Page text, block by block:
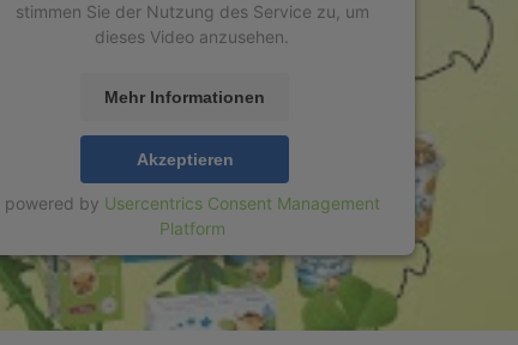
stimmen Sie der Nutzung des Service zu, um
dieses Video anzusehen.
Mehr Informationen
Akzeptieren
powered by Usercentrics Consent Management
Platform